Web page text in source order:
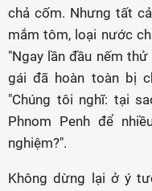
chả cốm. Nhưng tất
mắm tôm, loại nước
"Ngay lần đầu nếm
gái đã hoàn toàn bị
"Chúng tôi nghĩ: tại
Phnom Penh để
nghiệm?".
Không dừng lại ở ý